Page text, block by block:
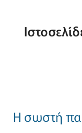
Η σωστή